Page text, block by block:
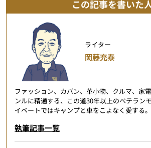
この記事を書いた
ライター
岡藤充泰
ファッション、カバン、革小物、クルマ、家
ンルに精通する、この道30年以上のベテラン
イベートではキャンプと車をこよなく愛する。
執筆記事一覧